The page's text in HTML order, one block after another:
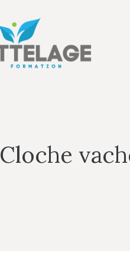
Cloche